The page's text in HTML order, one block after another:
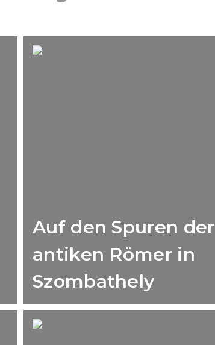
Auf den Spuren der
antiken Römer in
Szombathely